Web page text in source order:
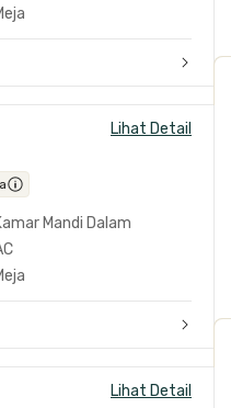
Lihat Detail
Mandi Dalam
Lihat Detail